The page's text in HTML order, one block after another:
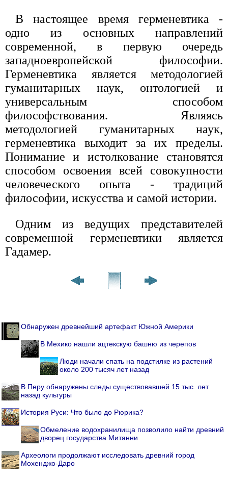
В настоящее время герменевтика -
одно из основных направлений
современной, в первую очередь
западноевропейской философии.
Герменевтика является методологией
гуманитарных наук, онтологией и
универсальным способом
философствования. Являясь
методологией гуманитарных наук,
герменевтика выходит за их пределы.
Понимание и истолкование становятся
способом освоения всей совокупности
человеческого опыта - традиций
философии, искусства и самой истории.
Одним из ведущих представителей
современной герменевтики является
Гадамер.
Обнаружен древнейший артефакт Южной Америки
В Мехико нашли ацтекскую башню из черепов
Люди начали спать на подстилке из растений
около 200 тысяч лет назад
В Перу обнаружены следы существовавшей 15 тыс. лет
назад культуры
История Руси: Что было до Рюрика?
Обмеление водохранилища позволило найти древний
дворец государства Митанни
Археологи продолжают исследовать древний город
Мохенджо-Даро